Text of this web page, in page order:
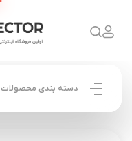
دسته بندی محصولات